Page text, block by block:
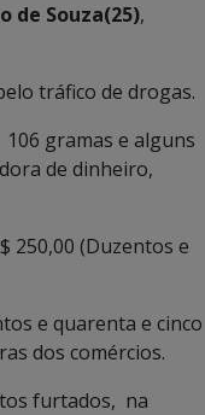
de Souza(25),
tráfico de drogas.
gramas e alguns
de dinheiro,
250,00 (Duzentos e
e quarenta e cinco
dos comércios.
furtados, na